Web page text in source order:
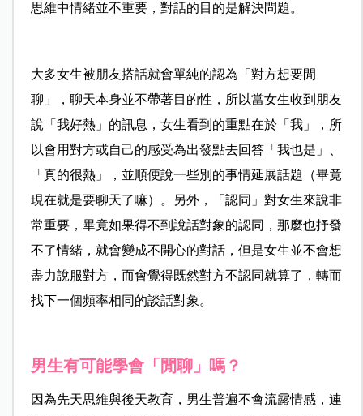
思維中情緒並不重要，對話的目的是解決問題。
大多女生被朋友搭話就會單純的認為「對方想要閒
聊」，聊天本身並不帶著目的性，所以當女生收到朋友
說「我好熱」的訊息，女生看到的重點在於「我」，所
以會用對方或自己的感受為出發點去回答「我也是」、
「真的很熱」，並順便說一些別的事情延展話題（畢竟
現在就是要聊天了嘛）。另外，「認同」對女生來說非
常重要，畢竟如果得不到說話對象的認同，那麼也抒發
不了情緒，就會變成不開心的對話，但是女生並不會想
盡力說服對方，而會覺得既然對方不認同就算了，轉而
找下一個頻率相同的談話對象。
男生有可能學會「閒聊」嗎？
因為先天思維與後天教育，男生普遍不會流露情感，連